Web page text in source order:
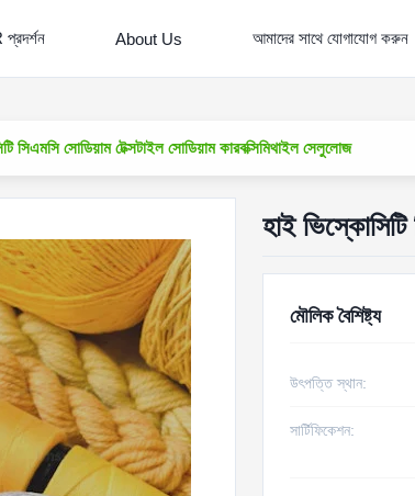
About Us আমাদের সাথে যোগাযোগ করুন
সিএমসি সোডিয়াম টেক্সটাইল সোডিয়াম কারবক্সিমিথাইল সেলুলোজ
হাই ভিস্কোসিটি
মৌলিক বৈশিষ্ট্য
উৎপত্তি স্থান:
সার্টিফিকেশন: